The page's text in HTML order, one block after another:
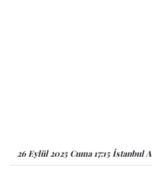
26 Eylül 2025 Cuma 17:15 İstanbul